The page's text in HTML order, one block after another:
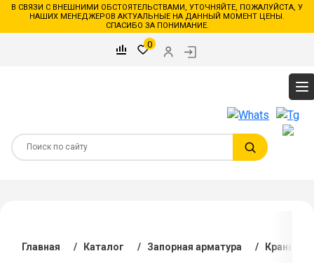
В СВЯЗИ С ВНЕШНИМИ ОБСТОЯТЕЛЬСТВАМИ, УТОЧНЯЙТЕ, ПОЖАЛУЙСТА, У
НАШИХ МЕНЕДЖЕРОВ АКТУАЛЬНЫЕ НА ДАННЫЙ МОМЕНТ ЦЕНЫ.
СПАСИБО ЗА ПОНИМАНИЕ.
0
Главная / Каталог / Запорная арматура / Краны и